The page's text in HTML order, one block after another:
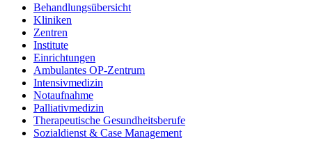
Behandlungsübersicht
Kliniken
Zentren
Institute
Einrichtungen
Ambulantes OP-Zentrum
Intensivmedizin
Notaufnahme
Palliativmedizin
Therapeutische Gesundheitsberufe
Sozialdienst & Case Management